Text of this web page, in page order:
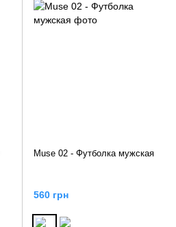
Muse 02 - Футболка мужская
560 грн